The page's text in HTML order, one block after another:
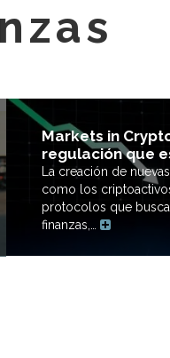
Markets in
regulación que
La creación de
como los
protocolos que
finanzas,…